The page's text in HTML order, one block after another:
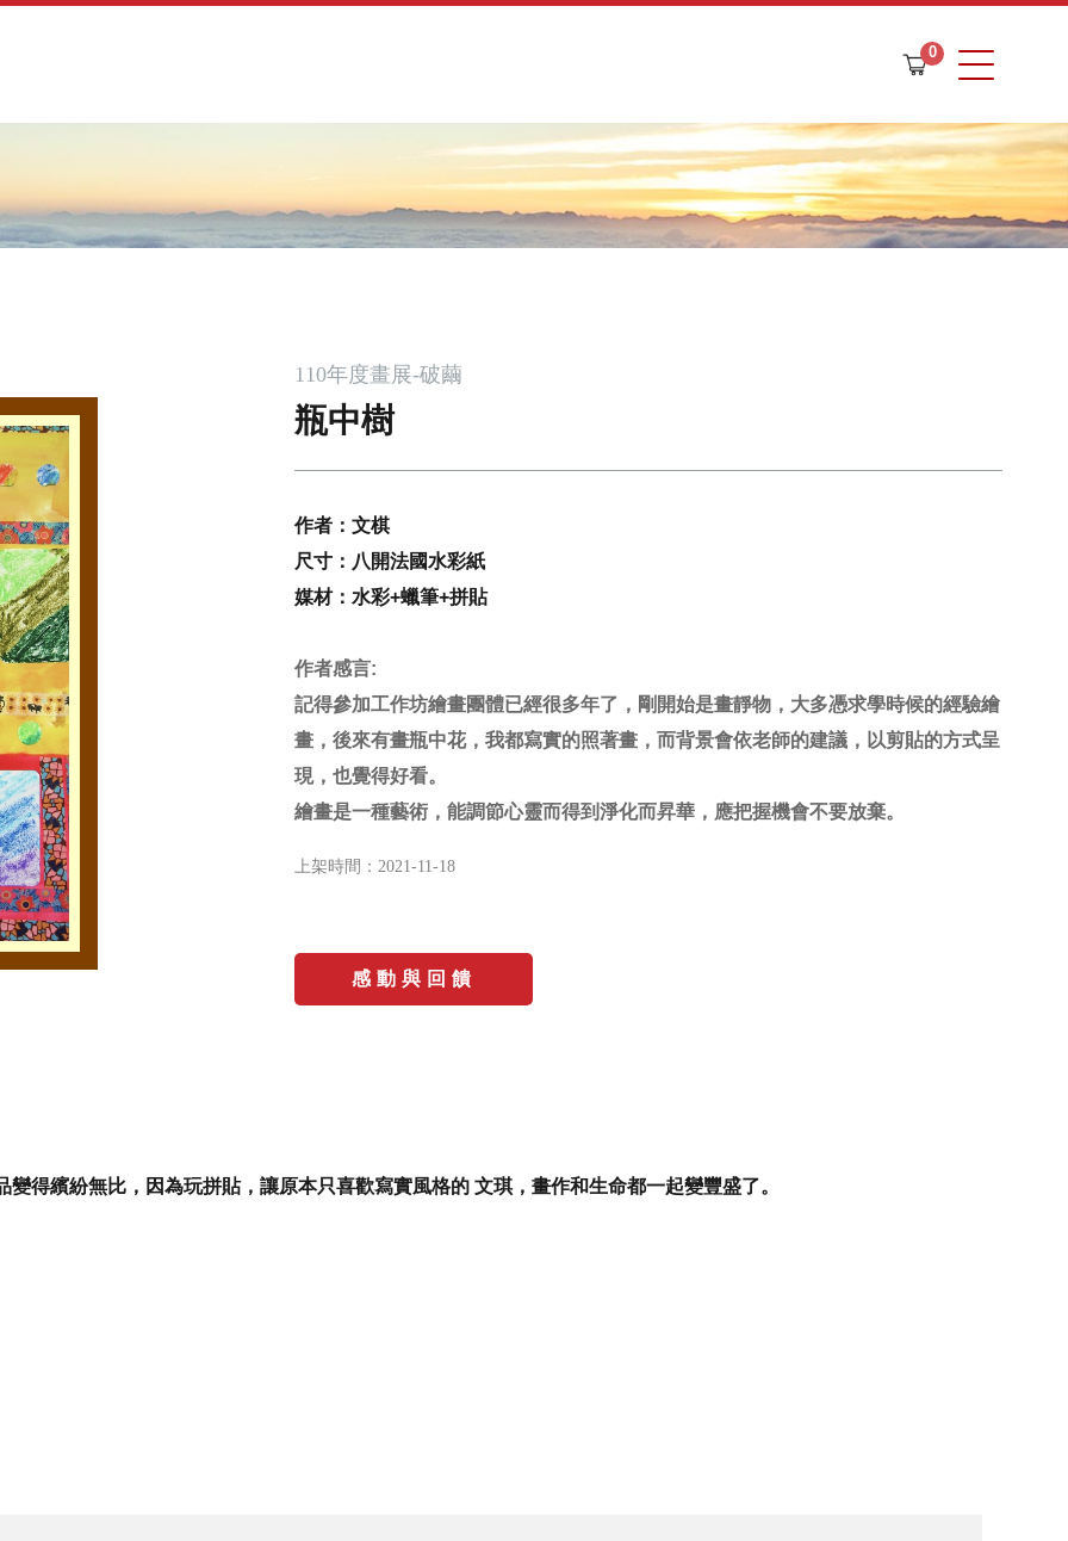
購
車
0
110年度畫展-破繭
瓶中樹
作者：文棋
尺寸：八開法國水彩紙
媒材：水彩+蠟筆+拼貼
作者感言:
記得參加工作坊繪畫團體已經很多年了，剛開始是畫靜物，大多憑求學時候的經驗繪
畫，後來有畫瓶中花，我都寫實的照著畫，而背景會依老師的建議，以剪貼的方式呈
現，也覺得好看。
繪畫是一種藝術，能調節心靈而得到淨化而昇華，應把握機會不要放棄。
上架時間： 2021-11-18
感動與回饋
得繽紛無比，因為玩拼貼，讓原本只喜歡寫實風格的 文琪，畫作和生命都一起變豐盛了。